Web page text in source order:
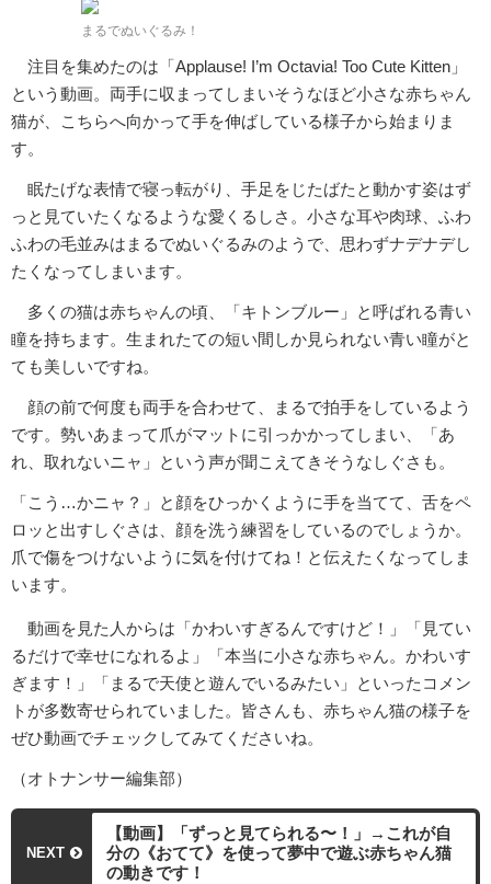
まるでぬいぐるみ！
注目を集めたのは「Applause! I’m Octavia! Too Cute Kitten」
という動画。両手に収まってしまいそうなほど小さな赤ちゃん
猫が、こちらへ向かって手を伸ばしている様子から始まりま
す。
眠たげな表情で寝っ転がり、手足をじたばたと動かす姿はず
っと見ていたくなるような愛くるしさ。小さな耳や肉球、ふわ
ふわの毛並みはまるでぬいぐるみのようで、思わずナデナデし
たくなってしまいます。
多くの猫は赤ちゃんの頃、「キトンブルー」と呼ばれる青い
瞳を持ちます。生まれたての短い間しか見られない青い瞳がと
ても美しいですね。
顔の前で何度も両手を合わせて、まるで拍手をしているよう
です。勢いあまって爪がマットに引っかかってしまい、「あ
れ、取れないニャ」という声が聞こえてきそうなしぐさも。
「こう…かニャ？」と顔をひっかくように手を当てて、舌をペ
ロッと出すしぐさは、顔を洗う練習をしているのでしょうか。
爪で傷をつけないように気を付けてね！と伝えたくなってしま
います。
動画を見た人からは「かわいすぎるんですけど！」「見てい
るだけで幸せになれるよ」「本当に小さな赤ちゃん。かわいす
ぎます！」「まるで天使と遊んでいるみたい」といったコメン
トが多数寄せられていました。皆さんも、赤ちゃん猫の様子を
ぜひ動画でチェックしてみてくださいね。
（オトナンサー編集部）
NEXT
【動画】「ずっと見てられる〜！」→これが自
分の《おてて》を使って夢中で遊ぶ赤ちゃん猫
の動きです！